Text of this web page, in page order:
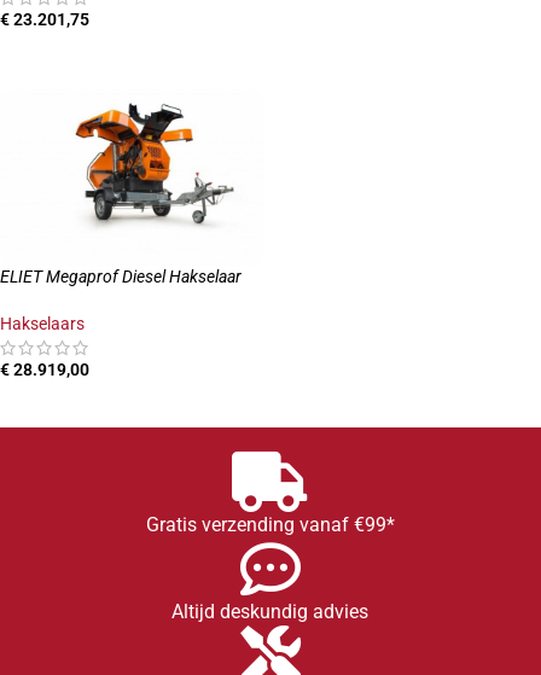
€23.201,75
ELIET Megaprof Diesel Hakselaar
Hakselaars
€28.919,00
Gratis verzending vanaf €99*
Altijd deskundig advies